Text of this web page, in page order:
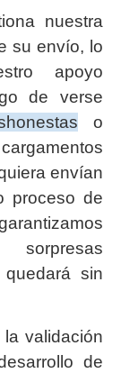
nuestra
su envío, lo
apoyo
de verse
o
envían
proceso de
sin
la validación
de